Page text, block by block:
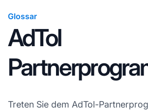
Glossar
AdTol
Treten Sie dem AdTol-